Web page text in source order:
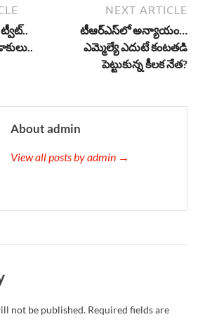
NEXT ARTICLE
టీఆర్‌ఎస్‌లో అన్యాయం…
ఎమ్మెల్యే ఎదుటే కంటతడి
పెట్టుకున్న కీలక నేత?
About admin
View all posts by admin →
not be published. Required fields are